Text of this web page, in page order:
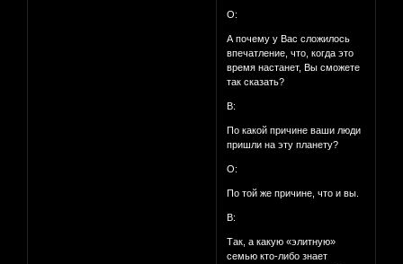
О:
А почему у Вас сложилось
впечатление, что, когда это
время настанет, Вы сможете
так сказать?
В:
По какой причине ваши люди
пришли на эту планету?
О:
По той же причине, что и вы.
В:
Так, а какую «элитную»
семью кто-либо знает